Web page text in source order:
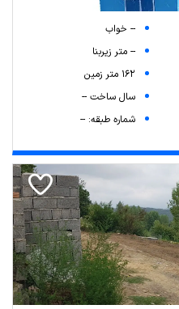
-- خواب
-- متر زیربنا
162 متر زمین
سال ساخت --
شماره طبقه: --